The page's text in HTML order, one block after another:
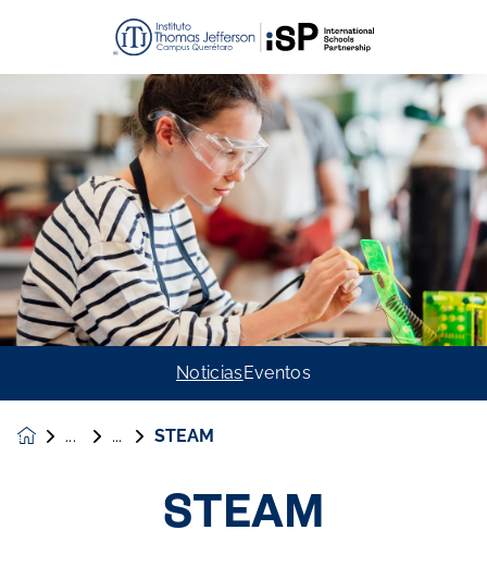
NoticiasEventos
STEAM
STEAM